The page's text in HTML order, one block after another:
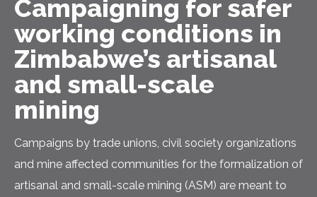
Campaigning for safer
working conditions in
Zimbabwe’s artisanal
and small-scale
mining
Campaigns by trade unions, civil society organizations
and mine affected communities for the formalization of
artisanal and small-scale mining (ASM) are meant to